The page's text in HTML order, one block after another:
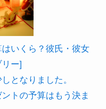
いくら？彼氏・彼女
ー]
となりました。
トの予算はもう決ま